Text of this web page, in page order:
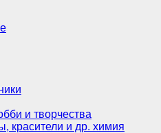
и творчества
красители и др. химия